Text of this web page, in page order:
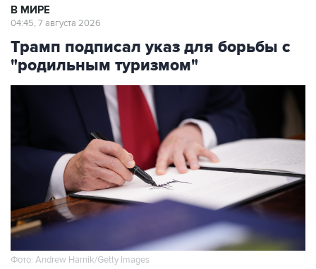
В МИРЕ
04:45, 7 августа 2026
Трамп подписал указ для борьбы с
"родильным туризмом"
Фото: Andrew Harnik/Getty Images